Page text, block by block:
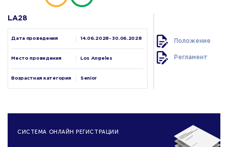
LA28
Дата проведения 14.06.2028- 30.06.2028
Место проведения Los Angeles
Возрастная категория Senior
Положение
Регламент
CИСТЕМА ОНЛАЙН РЕГИСТРАЦИИ